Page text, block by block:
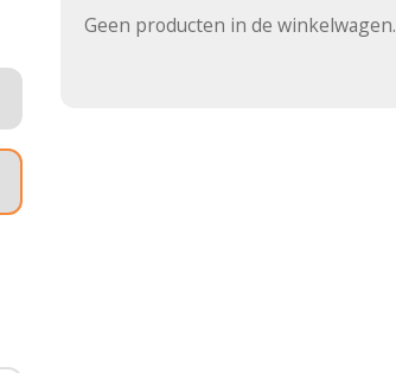
Geen producten in de winkelwagen.